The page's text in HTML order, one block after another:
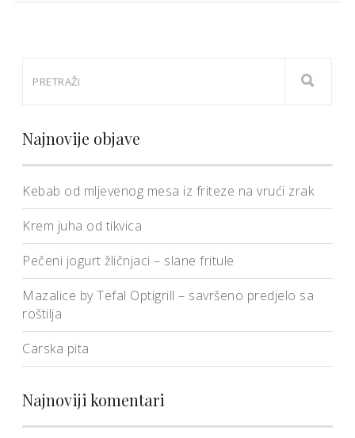
Najnovije objave
Kebab od mljevenog mesa iz friteze na vrući zrak
Krem juha od tikvica
Pečeni jogurt žličnjaci – slane fritule
Mazalice by Tefal Optigrill – savršeno predjelo sa
roštilja
Carska pita
Najnoviji komentari